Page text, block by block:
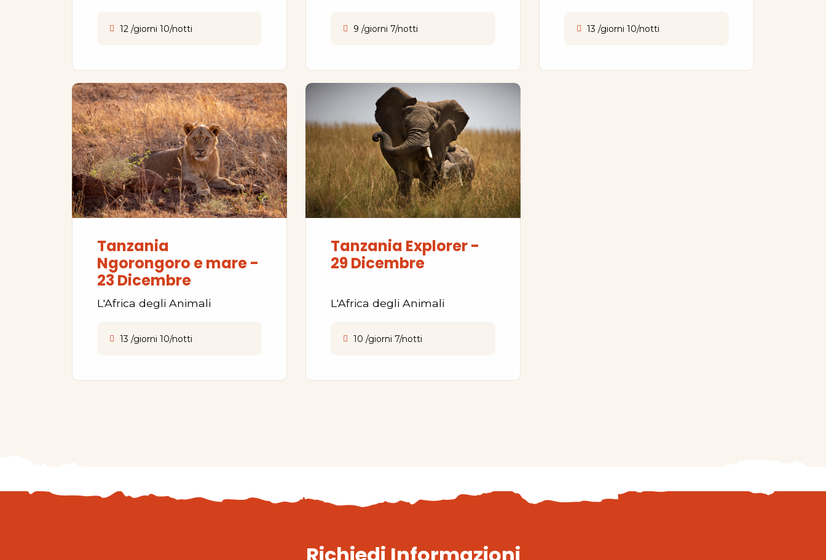
12 /giorni 10/notti 9 /giorni 7/notti 13 /giorni 10/notti
Tanzania
Ngorongoro e mare -
23 Dicembre
L'Africa degli Animali
13 /giorni 10/notti
Tanzania Explorer -
29 Dicembre
L'Africa degli Animali
10 /giorni 7/notti